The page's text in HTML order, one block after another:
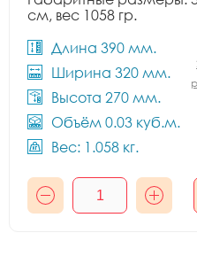
см, вес 1058 гр.
Длина 390 мм.
Ширина 320 мм.
Высота 270 мм.
Объём 0.03 куб.м.
Вес: 1.058 кг.